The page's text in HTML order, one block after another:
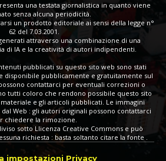
una testata giornalistica in quanto viene
senza alcuna periodicità.
un prodotto editoriale ai sensi della legge n°
62 del 7.03.2001.
attraverso una combinazione di una
di IA e la creatività di autori indipendenti.
pubblicati su questo sito web sono stati
disponibile pubblicamente e gratuitamente sul
contattarci per eventuali correzioni o
tutti coloro che rendono possibile questo sito
e gli articoli pubblicati. Le immagini
Web : gli autori originali possono contattarci
chiedere la rimozione.
sotto Llicenza Creative Commons e può
richiesta : basta soltanto citare la fonte .
impostazioni Privacy